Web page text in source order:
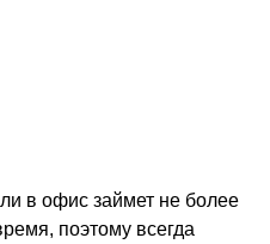
в офис займет не более
поэтому всегда